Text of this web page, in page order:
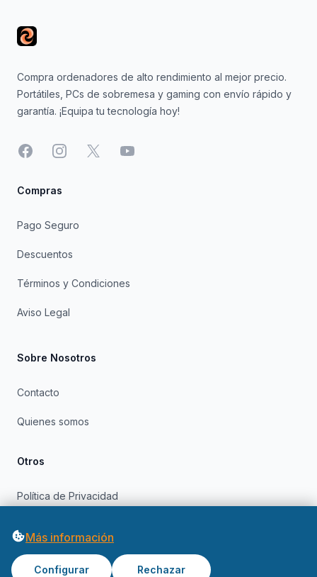
Compra ordenadores de alto rendimiento al mejor precio.
Portátiles, PCs de sobremesa y gaming con envío rápido y
garantía. ¡Equipa tu tecnología hoy!
FacebookInstagram
X YouTube
Compras
Pago Seguro
Descuentos
Términos y Condiciones
Aviso Legal
Sobre Nosotros
Contacto
Quienes somos
Otros
Política de Privacidad
Más información
Configurar Rechazar